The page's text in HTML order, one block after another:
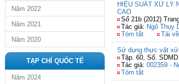
Năm 2022
Năm 2021
Năm 2020
TẠP CHÍ QUỐC TẾ
Năm 2024
HIỆU SUẤT XỬ LÝ
CAO
Số 21b (2012)
Tác giả: Ngô Thụy
Tóm tắt
Tải về
Sử dụng thực vật
Tập. 60, Số.
Tác giả: 002359 -
Tóm tắt